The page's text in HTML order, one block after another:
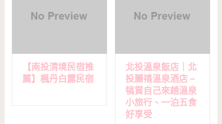
【南投清境民宿推
薦】楓丹白露民宿
北投溫泉飯店｜北
投麗禧溫泉酒店 –
犒賞自己來趟溫泉
小旅行、一泊五食
好享受